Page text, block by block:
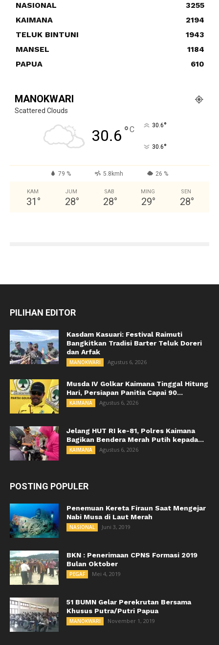
NASIONAL
3255
KAIMANA
2194
TELUK BINTUNI
1943
MANSEL
1184
PAPUA
610
MANOKWARI
Scattered Clouds
30.6 °C 30.6°
30.6°
79 % 5.8kmh 26 %
KAM
31 °
JUM
28°
SAB
28°
MING
29°
SEN
28°
PILIHAN EDITOR
Kasdam Kasuari: Festival Raimuti
Bangkitkan Tradisi Barter Teluk Doreri
dan Arfak
MANOKWARI Agustus 6, 2026
Musda IV Golkar Kaimana Tinggal Hitung
Hari, Persiapan Panitia Capai 90...
KAIMANA Agustus 6, 2026
Jelang HUT RI ke-81, Polres Kaimana
Bagikan Bendera Merah Putih kepada...
KAIMANA Agustus 6, 2026
POSTING POPULER
Penemuan Kereta Firaun Saat Mengejar
Nabi Musa di Laut Merah
NASIONAL Juni 3, 2019
BKN : Penerimaan CPNS Formasi 2019
Bulan Oktober
PEGAF Mei 4, 2019
51 BUMN Gelar Perekrutan Bersama
Khusus Putra/Putri Papua
MANOKWARI November 1, 2019